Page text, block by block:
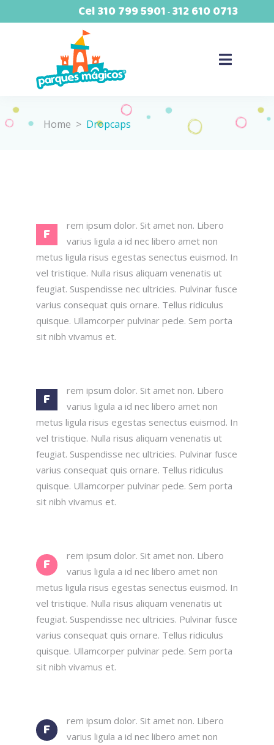
Cel310 799 5901 - 312 610 0713
Home > Dropcaps
F
rem ipsum dolor. Sit amet non. Libero
varius ligula a id nec libero amet non
metus ligula risus egestas senectus euismod. In
vel tristique. Nulla risus aliquam venenatis ut
feugiat. Suspendisse nec ultricies. Pulvinar fusce
varius consequat quis ornare. Tellus ridiculus
quisque. Ullamcorper pulvinar pede. Sem porta
sit nibh vivamus et.
F
rem ipsum dolor. Sit amet non. Libero
varius ligula a id nec libero amet non
metus ligula risus egestas senectus euismod. In
vel tristique. Nulla risus aliquam venenatis ut
feugiat. Suspendisse nec ultricies. Pulvinar fusce
varius consequat quis ornare. Tellus ridiculus
quisque. Ullamcorper pulvinar pede. Sem porta
sit nibh vivamus et.
F
rem ipsum dolor. Sit amet non. Libero
varius ligula a id nec libero amet non
metus ligula risus egestas senectus euismod. In
vel tristique. Nulla risus aliquam venenatis ut
feugiat. Suspendisse nec ultricies. Pulvinar fusce
varius consequat quis ornare. Tellus ridiculus
quisque. Ullamcorper pulvinar pede. Sem porta
sit nibh vivamus et.
F
rem ipsum dolor. Sit amet non. Libero
varius ligula a id nec libero amet non